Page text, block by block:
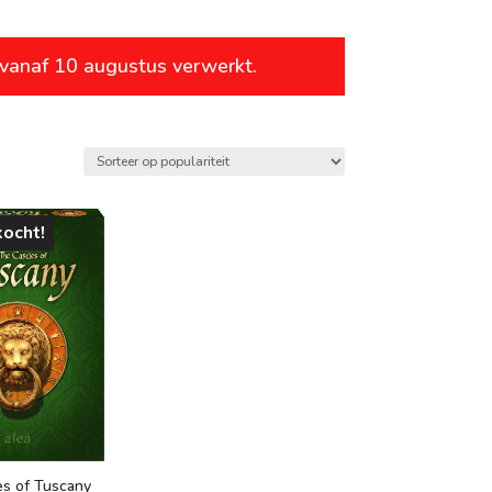
leeftijd
vanaf 1 jaar
vanaf 6 jaar
vanaf 8 jaar
10 augustus verwerkt.
of Tuscany